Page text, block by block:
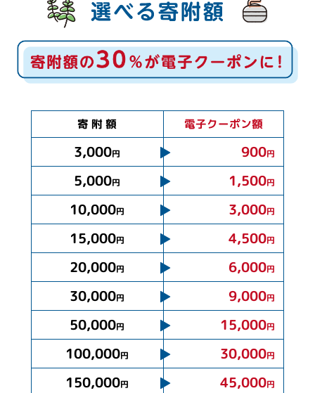
寄 附 額 電子クーポン額
3,000円 900円
5,000円 1,500円
10,000円 3,000円
15,000円 4,500円
20,000円 6,000円
30,000円 9,000円
50,000円 15,000円
100,000円 30,000円
150,000円 45,000円